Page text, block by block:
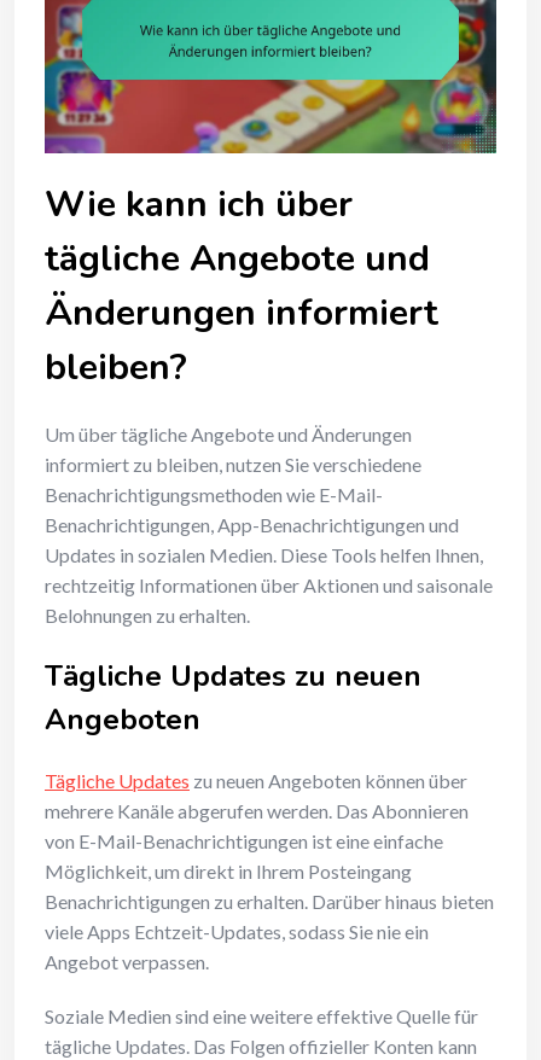
Wie kann ich über
tägliche Angebote und
Änderungen informiert
bleiben?
Um über tägliche Angebote und Änderungen
informiert zu bleiben, nutzen Sie verschiedene
Benachrichtigungsmethoden wie E-Mail-
Benachrichtigungen, App-Benachrichtigungen und
Updates in sozialen Medien. Diese Tools helfen Ihnen,
rechtzeitig Informationen über Aktionen und saisonale
Belohnungen zu erhalten.
Tägliche Updates zu neuen
Angeboten
Tägliche Updates zu neuen Angeboten können über
mehrere Kanäle abgerufen werden. Das Abonnieren
von E-Mail-Benachrichtigungen ist eine einfache
Möglichkeit, um direkt in Ihrem Posteingang
Benachrichtigungen zu erhalten. Darüber hinaus bieten
viele Apps Echtzeit-Updates, sodass Sie nie ein
Angebot verpassen.
Soziale Medien sind eine weitere effektive Quelle für
tägliche Updates. Das Folgen offizieller Konten kann